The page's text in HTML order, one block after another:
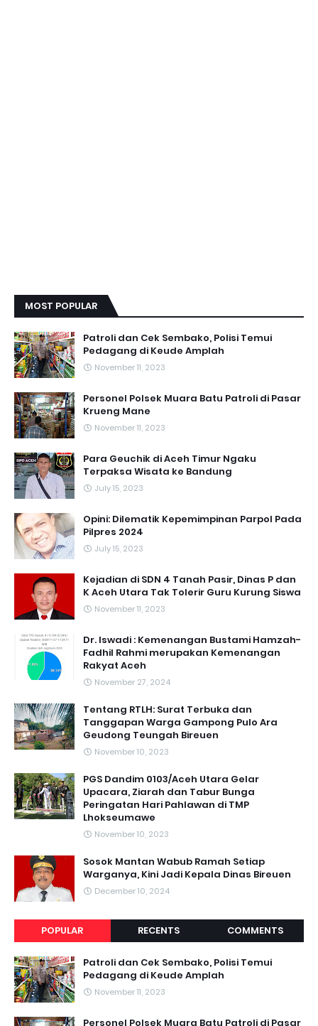
MOST POPULAR
Patroli dan Cek Sembako, Polisi Temui
Pedagang di Keude Amplah
November 11, 2023
Personel Polsek Muara Batu Patroli di Pasar
Krueng Mane
November 11, 2023
Para Geuchik di Aceh Timur Ngaku
Terpaksa Wisata ke Bandung
July 15, 2023
Opini: Dilematik Kepemimpinan Parpol Pada
Pilpres 2024
July 15, 2023
Kejadian di SDN 4 Tanah Pasir, Dinas P dan
K Aceh Utara Tak Tolerir Guru Kurung Siswa
November 11, 2023
Dr. Iswadi : Kemenangan Bustami Hamzah-
Fadhil Rahmi merupakan Kemenangan
Rakyat Aceh
November 27, 2024
Tentang RTLH: Surat Terbuka dan
Tanggapan Warga Gampong Pulo Ara
Geudong Teungah Bireuen
November 10, 2023
PGS Dandim 0103/Aceh Utara Gelar
Upacara, Ziarah dan Tabur Bunga
Peringatan Hari Pahlawan di TMP
Lhokseumawe
November 10, 2023
Sosok Mantan Wabub Ramah Setiap
Warganya, Kini Jadi Kepala Dinas Bireuen
December 10, 2024
POPULAR RECENTS COMMENTS
Patroli dan Cek Sembako, Polisi Temui
Pedagang di Keude Amplah
November 11, 2023
Personel Polsek Muara Batu Patroli di Pasar